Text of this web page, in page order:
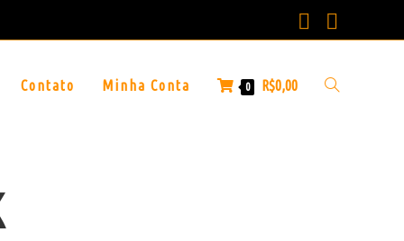
Contato Minha Conta 0 R$0,00